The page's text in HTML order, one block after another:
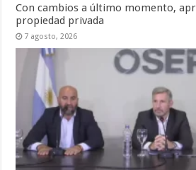
Con cambios a último momento,
propiedad privada
7 agosto, 2026